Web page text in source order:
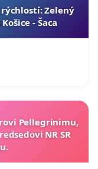
Zelený
- Šaca
Pellegrinimu,
NR SR